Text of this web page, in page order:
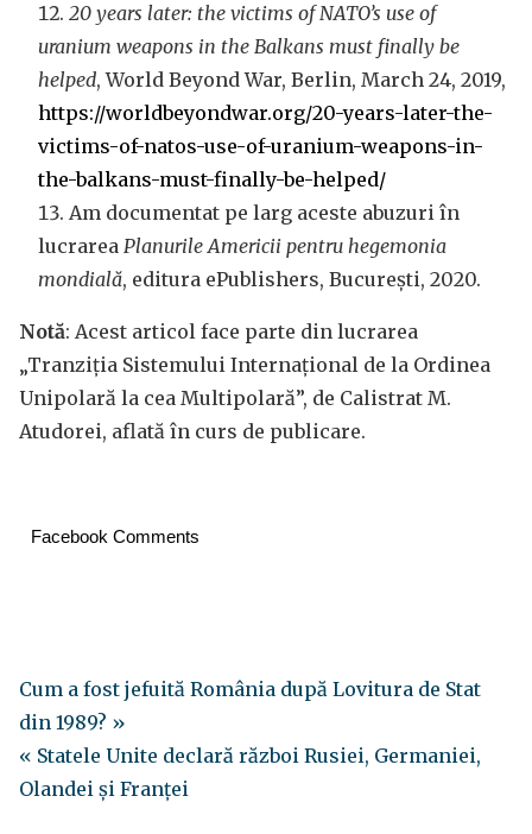
20 years later: the victims of NATO’s use of
uranium weapons in the Balkans must finally be
helped, World Beyond War, Berlin, March 24, 2019,
https://worldbeyondwar.org/20-years-later-the-
victims-of-natos-use-of-uranium-weapons-in-
the-balkans-must-finally-be-helped/
Am documentat pe larg aceste abuzuri în
lucrarea Planurile Americii pentru hegemonia
mondială, editura ePublishers, București, 2020.
Notă: Acest articol face parte din lucrarea
„Tranziția Sistemului Internațional de la Ordinea
Unipolară la cea Multipolară”, de Calistrat M.
Atudorei, aflată în curs de publicare.
Facebook Comments
Cum a fost jefuită România după Lovitura de Stat
din 1989? »
« Statele Unite declară război Rusiei, Germaniei,
Olandei și Franței